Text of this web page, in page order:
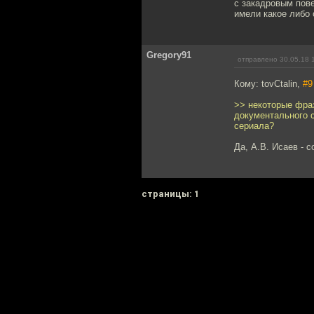
с закадровым
имели какое либо
Gregory91 отправлено 30.05.18
Кому: tovCtalin, #9
>> некоторые
документального
сериала?
Да, А.В. Исаев -
cтраницы: 1